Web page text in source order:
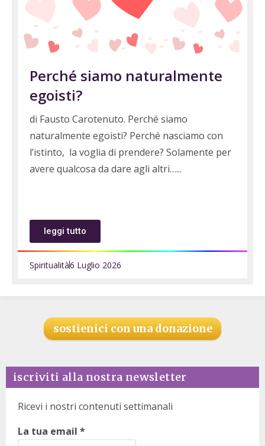
Perché siamo naturalmente
egoisti?
di Fausto Carotenuto. Perché siamo
naturalmente egoisti? Perché nasciamo con
l’istinto, la voglia di prendere? Solamente per
avere qualcosa da dare agli altri…
leggi tutto
Spiritualità6 Luglio 2026
sostienici con una donazione
iscriviti alla nostra newsletter
Ricevi i nostri contenuti settimanali
La tua email *